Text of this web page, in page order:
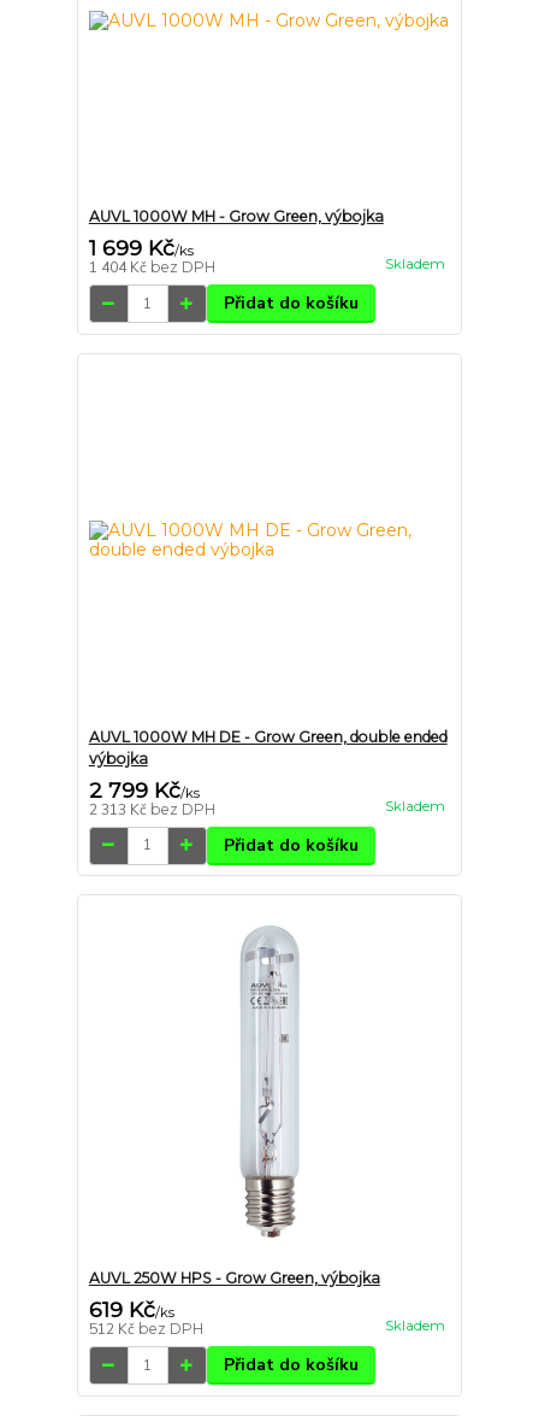
AUVL 1000W MH - Grow Green, výbojka
1 699 Kč/ks
1 404 Kč bez DPH Skladem
Přidat do košíku
AUVL 1000W MH DE - Grow Green, double ended
výbojka
2 799 Kč/ks
2 313 Kč bez DPH Skladem
Přidat do košíku
AUVL 250W HPS - Grow Green, výbojka
619 Kč/ks
512 Kč bez DPH Skladem
Přidat do košíku